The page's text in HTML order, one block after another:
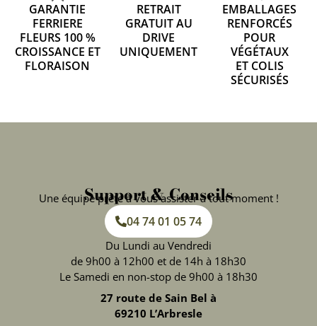
GARANTIE
FERRIERE
FLEURS 100 %
CROISSANCE ET
FLORAISON
RETRAIT
GRATUIT AU
DRIVE
UNIQUEMENT
EMBALLAGES
RENFORCÉS
POUR
VÉGÉTAUX
ET COLIS
SÉCURISÉS
Support & Conseils
Une équipe prête à vous assister à tout moment !
04 74 01 05 74
Du Lundi au Vendredi
de 9h00 à 12h00 et de 14h à 18h30
Le Samedi en non-stop de 9h00 à 18h30
27 route de Sain Bel à
69210 L’Arbresle